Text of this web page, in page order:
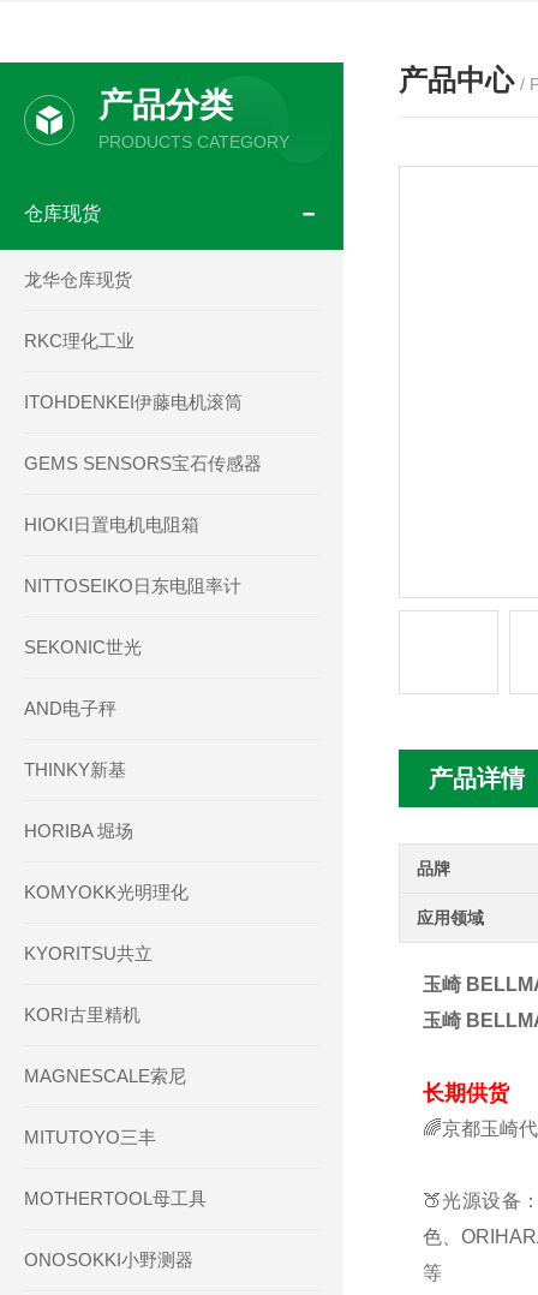
产品中心 /
产品详情
品牌
应用领域
玉崎
玉崎
长期供货
🌈京都玉崎
🍑光源设备
色、
等
产品分类
PRODUCTS CATEGORY
仓库现货
龙华仓库现货
RKC理化工业
ITOHDENKEI伊藤电机滚筒
GEMS SENSORS宝石传感器
HIOKI日置电机电阻箱
NITTOSEIKO日东电阻率计
SEKONIC世光
AND电子秤
THINKY新基
HORIBA 堀场
KOMYOKK光明理化
KYORITSU共立
KORI古里精机
MAGNESCALE索尼
MITUTOYO三丰
MOTHERTOOL母工具
ONOSOKKI小野测器